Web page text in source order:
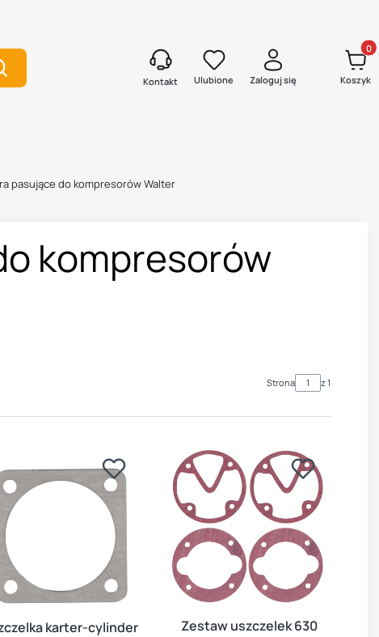
Kontakt Ulubione Zaloguj się Koszyk
pasujące do kompresorów Walter
kompresorów
Strona z 1
karter-cylinder Zestaw uszczelek 630